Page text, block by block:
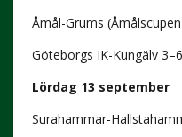
Åmål-Grums
Göteborgs IK-Kungälv 3–6
Lördag 13 september
Surahammar-